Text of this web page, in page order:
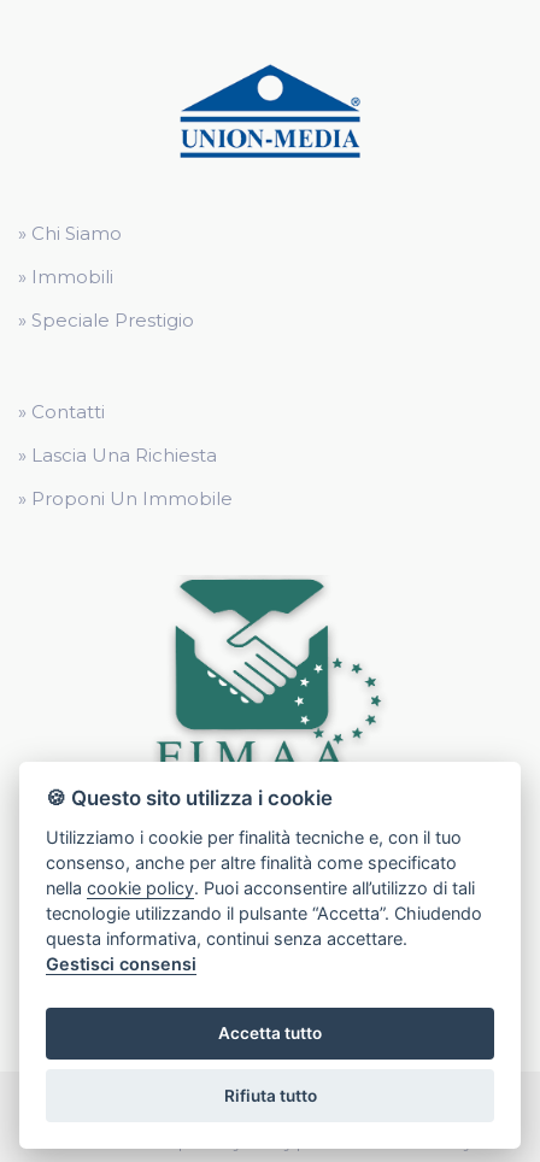
» Chi Siamo
» Immobili
» Speciale Prestigio
» Contatti
» Lascia Una Richiesta
» Proponi Un Immobile
© 2026 | Union Media | All Rights Reserved | PI 010 842 100 85 |
🍪 Questo sito utilizza i cookie
Utilizziamo i cookie per finalità tecniche e, con il tuo
consenso, anche per altre finalità come specificato
nellacookie policy. Puoi acconsentire all’utilizzo di tali
tecnologie utilizzando il pulsante “Accetta”. Chiudendo
questa informativa, continui senza accettare.
Gestisci consensi
Accetta tutto
Rifiuta tutto